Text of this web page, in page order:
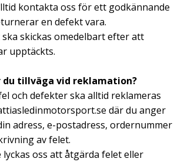
kontakta oss för ett godkännande
en defekt vara.
ska skickas omedelbart efter att
upptäckts.
du tillväga vid reklamation?
och defekter ska alltid reklameras
där du anger
adress, e-postadress, ordernummer
av felet.
lyckas oss att åtgärda felet eller